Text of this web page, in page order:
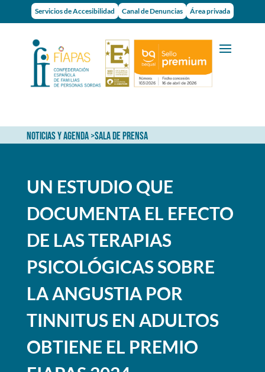
Servicios de Accesibilidad Canal de Denuncias Área privada
NOTICIAS Y AGENDA>SALA DE PRENSA
UN ESTUDIO QUE
DOCUMENTA EL EFECTO
DE LAS TERAPIAS
PSICOLÓGICAS SOBRE
LA ANGUSTIA POR
TINNITUS EN ADULTOS
OBTIENE EL PREMIO